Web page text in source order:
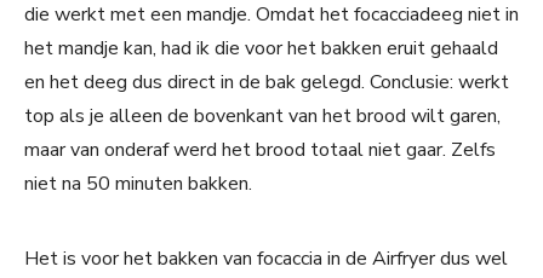
die werkt met een mandje. Omdat het focacciadeeg niet in
het mandje kan, had ik die voor het bakken eruit gehaald
en het deeg dus direct in de bak gelegd. Conclusie: werkt
top als je alleen de bovenkant van het brood wilt garen,
maar van onderaf werd het brood totaal niet gaar. Zelfs
niet na 50 minuten bakken.
Het is voor het bakken van focaccia in de Airfryer dus wel